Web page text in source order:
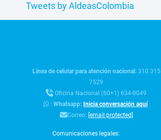
Tweets by AldeasColombia
Línea de celular para atención nacional: 310 315
7529
Oficina Nacional (60+1) 634-8049
:Whatsapp: Inicia conversación aquí
Correo: [email protected]
Comunicaciones legales: